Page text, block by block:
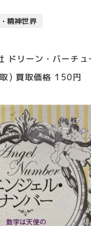
精神世界
ドリーン・バーチ
) 買取価格 150円